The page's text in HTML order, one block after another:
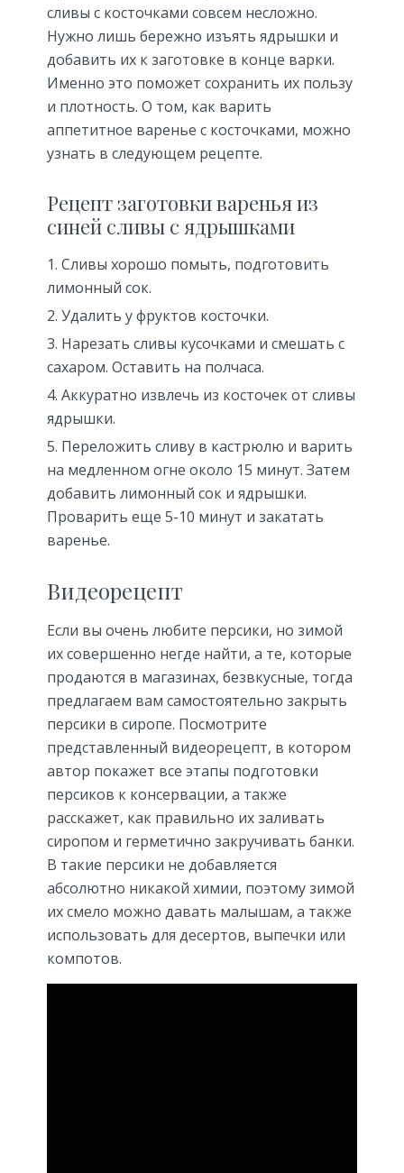
сливы с косточками совсем несложно.
Нужно лишь бережно изъять ядрышки и
добавить их к заготовке в конце варки.
Именно это поможет сохранить их пользу
и плотность. О том, как варить
аппетитное варенье с косточками, можно
узнать в следующем рецепте.
Рецепт заготовки варенья из
синей сливы с ядрышками
Сливы хорошо помыть, подготовить
лимонный сок.
Удалить у фруктов косточки.
Нарезать сливы кусочками и смешать с
сахаром. Оставить на полчаса.
Аккуратно извлечь из косточек от сливы
ядрышки.
Переложить сливу в кастрюлю и варить
на медленном огне около 15 минут. Затем
добавить лимонный сок и ядрышки.
Проварить еще 5-10 минут и закатать
варенье.
Видеорецепт
Если вы очень любите персики, но зимой
их совершенно негде найти, а те, которые
продаются в магазинах, безвкусные, тогда
предлагаем вам самостоятельно закрыть
персики в сиропе. Посмотрите
представленный видеорецепт, в котором
автор покажет все этапы подготовки
персиков к консервации, а также
расскажет, как правильно их заливать
сиропом и герметично закручивать банки.
В такие персики не добавляется
абсолютно никакой химии, поэтому зимой
их смело можно давать малышам, а также
использовать для десертов, выпечки или
компотов.